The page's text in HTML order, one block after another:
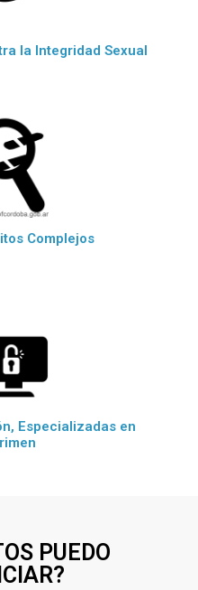
la Integridad Sexual
Complejos
Especializadas en
PUEDO